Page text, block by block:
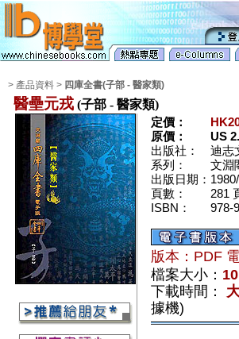
> 產品資料 > 四庫全書(子部 - 醫家類)
醫壘元戎 (子部 - 醫家類)
定價：
原價：
US
出版社：
迪志
系列：
文淵
出版日期：
頁數：
281
ISBN：
978-
版本：PDF
檔案大小：
下載時間：
據機)